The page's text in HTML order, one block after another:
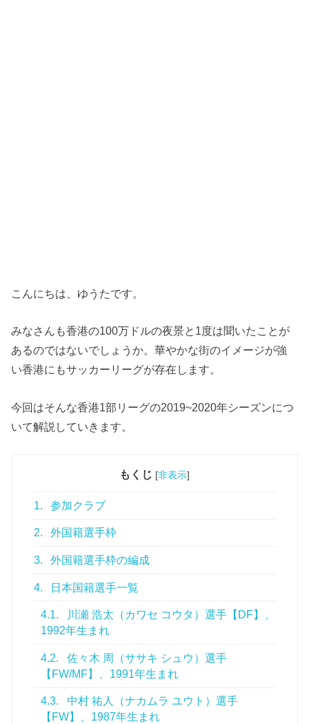
こんにちは、ゆうたです。
みなさんも香港の100万ドルの夜景と1度は聞いたことが
あるのではないでしょうか。華やかな街のイメージが強
い香港にもサッカーリーグが存在します。
今回はそんな香港1部リーグの2019~2020年シーズンにつ
いて解説していきます。
もくじ [非表示]
1. 参加クラブ
2. 外国籍選手枠
3. 外国籍選手枠の編成
4. 日本国籍選手一覧
4.1.
川瀬 浩太（カワセ コウタ）選手【DF】、
1992年生まれ
4.2.
佐々木 周（ササキ シュウ）選手
【FW/MF】、1991年生まれ
4.3.
中村 祐人（ナカムラ ユウト）選手
【FW】、1987年生まれ